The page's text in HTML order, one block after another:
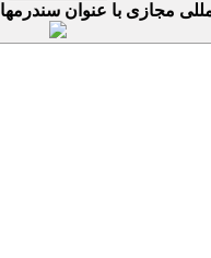
مجازی با عنوان